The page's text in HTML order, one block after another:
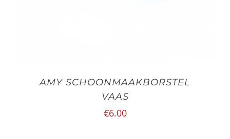
AMY SCHOONMAAKBORSTEL
VAAS
€6.00